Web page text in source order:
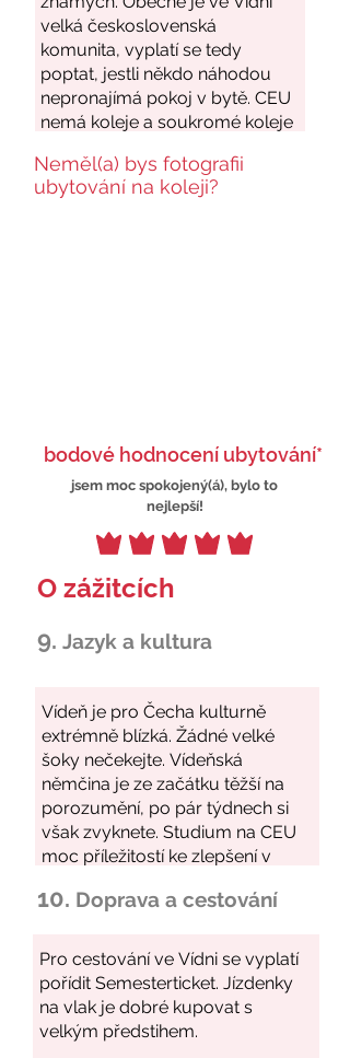
Neměl(a) bys fotografii
ubytování na koleji?
bodové hodnocení ubytování*
jsem moc spokojený(á), bylo to
nejlepší!
O zážitcích
9. Jazyk a kultura
10. Doprava a cestování